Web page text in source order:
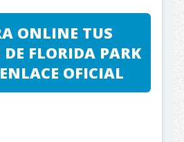
ONLINE TUS
FLORIDA PARK
OFICIAL